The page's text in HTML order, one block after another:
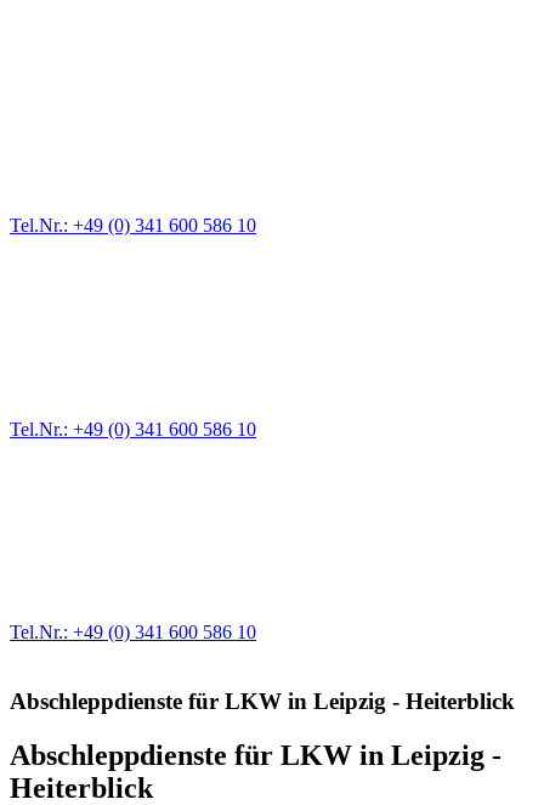
Tel.Nr.: +49 (0) 341 600 586 10
Tel.Nr.: +49 (0) 341 600 586 10
Tel.Nr.: +49 (0) 341 600 586 10
Abschleppdienste für LKW in Leipzig - Heiterblick
Abschleppdienste für LKW in Leipzig -
Heiterblick